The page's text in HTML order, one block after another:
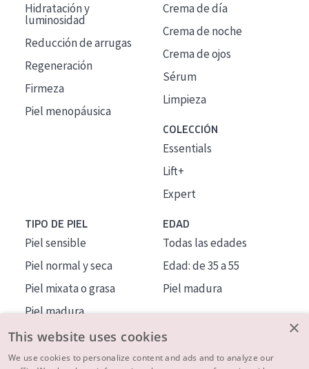
Hidratación y
luminosidad
Reducción de arrugas
Regeneración
Firmeza
Piel menopáusica
Crema de día
Crema de noche
Crema de ojos
Sérum
Limpieza
COLECCIÓN
Essentials
Lift+
Expert
TIPO DE PIEL
Piel sensible
Piel normal y seca
Piel mixata o grasa
Piel madura
Piel expuesta al sol
Piel menopáusica
EDAD
Todas las edades
Edad: de 35 a 55
Piel madura
×
This website uses cookies
We use cookies to personalize content and ads and to analyze our